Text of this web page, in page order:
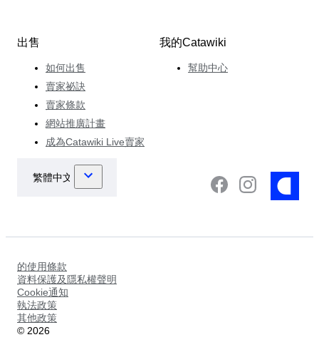
出售
如何出售
賣家祕訣
賣家條款
網站推廣計畫
成為Catawiki Live賣家
我的Catawiki
幫助中心
的使用條款
資料保護及隱私權聲明
Cookie通知
執法政策
其他政策
© 2026